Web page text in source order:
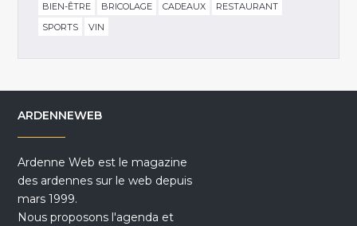
BIEN-ÊTRE
BRICOLAGE CADEAUX
RESTAURANT
SPORTS
VIN
ARDENNEWEB
Ardenne Web est le magazine
des ardennes sur le web depuis
mars 1999.
Nous proposons l'agenda et